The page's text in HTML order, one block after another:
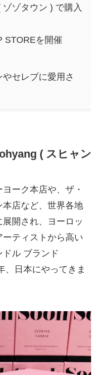
ゾタウン ) で購入
STOREを開催
セレブに愛用さ
( スヒャン
ーク本店や、ザ・
店など、世界各地
開され、ヨーロッ
ティストから高い
ル ブランド
、日本にやってきま